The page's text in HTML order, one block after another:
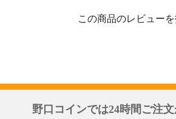
この商品のレビュー
野口コインでは24時間ご注文